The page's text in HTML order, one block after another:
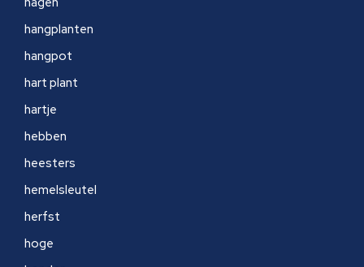
hangplanten
hangpot
hart plant
hartje
hebben
heesters
hemelsleutel
herfst
hoge